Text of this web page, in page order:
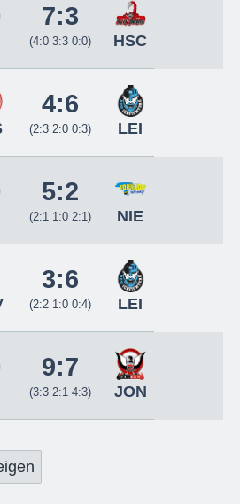
7:3
(4:0 3:3 0:0) HSC
4:6
(2:3 2:0 0:3) LEI
5:2
(2:1 1:0 2:1) NIE
3:6
(2:2 1:0 0:4) LEI
9:7
(3:3 2:1 4:3) JON